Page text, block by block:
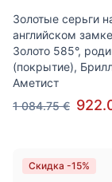
Золотые серьги
английском
Золото 585°,
(покрытие),
Аметист
1 084.75 €
Скидка -15%